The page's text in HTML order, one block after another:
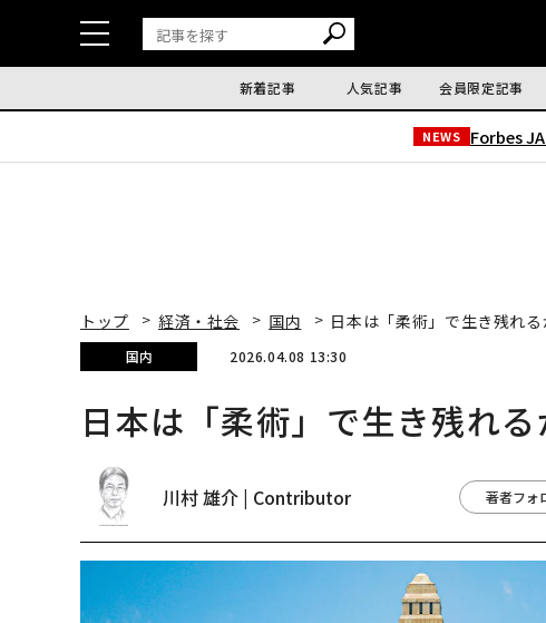
新着記事 人気記事 会員限定記事
NEWS Forbes
トップ 経済・社会 国内 日本は「柔術」で生き残れ
国内 2026.04.08 13:30
日本は「柔術」で生き残れ
川村 雄介 | Contributor 著者フォ